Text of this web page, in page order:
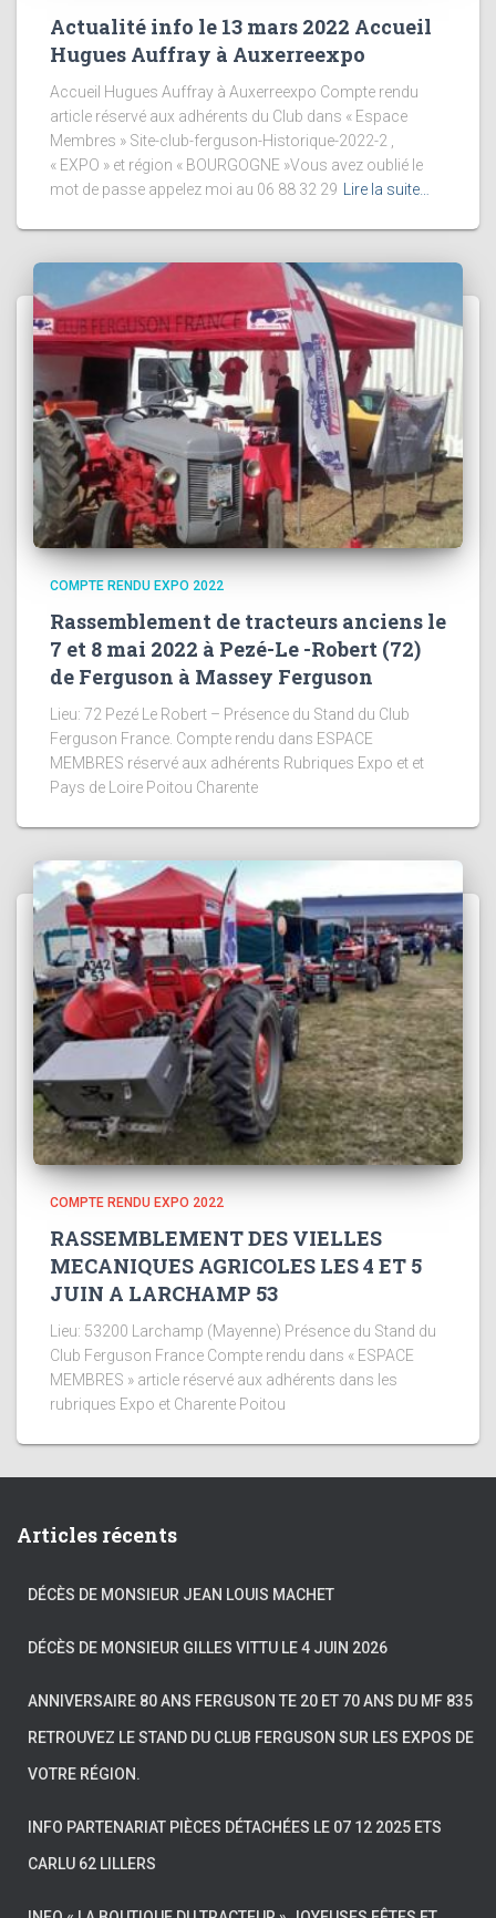
Actualité info le 13 mars 2022 Accueil
Hugues Auffray à Auxerreexpo
Accueil Hugues Auffray à Auxerreexpo Compte rendu
article réservé aux adhérents du Club dans « Espace
Membres » Site-club-ferguson-Historique-2022-2 ,
« EXPO » et région « BOURGOGNE »Vous avez oublié le
mot de passe appelez moi au 06 88 32 29
Lire la suite…
COMPTE RENDU EXPO 2022
Rassemblement de tracteurs anciens le
7 et 8 mai 2022 à Pezé-Le -Robert (72)
de Ferguson à Massey Ferguson
Lieu: 72 Pezé Le Robert – Présence du Stand du Club
Ferguson France. Compte rendu dans ESPACE
MEMBRES réservé aux adhérents Rubriques Expo et et
Pays de Loire Poitou Charente
COMPTE RENDU EXPO 2022
RASSEMBLEMENT DES VIELLES
MECANIQUES AGRICOLES LES 4 ET 5
JUIN A LARCHAMP 53
Lieu: 53200 Larchamp (Mayenne) Présence du Stand du
Club Ferguson France Compte rendu dans « ESPACE
MEMBRES » article réservé aux adhérents dans les
rubriques Expo et Charente Poitou
Articles récents
DÉCÈS DE MONSIEUR JEAN LOUIS MACHET
DÉCÈS DE MONSIEUR GILLES VITTU LE 4 JUIN 2026
ANNIVERSAIRE 80 ANS FERGUSON TE 20 ET 70 ANS DU MF 835
RETROUVEZ LE STAND DU CLUB FERGUSON SUR LES EXPOS DE
VOTRE RÉGION.
INFO PARTENARIAT PIÈCES DÉTACHÉES LE 07 12 2025 ETS
CARLU 62 LILLERS